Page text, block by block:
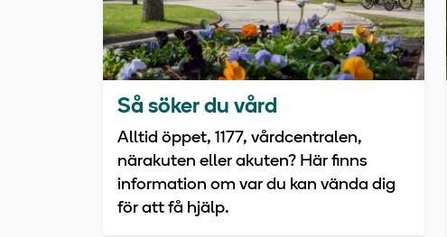
Så söker du vård
Alltid öppet, 1177, vårdcentralen,
närakuten eller akuten? Här finns
information om var du kan vända dig
för att få hjälp.